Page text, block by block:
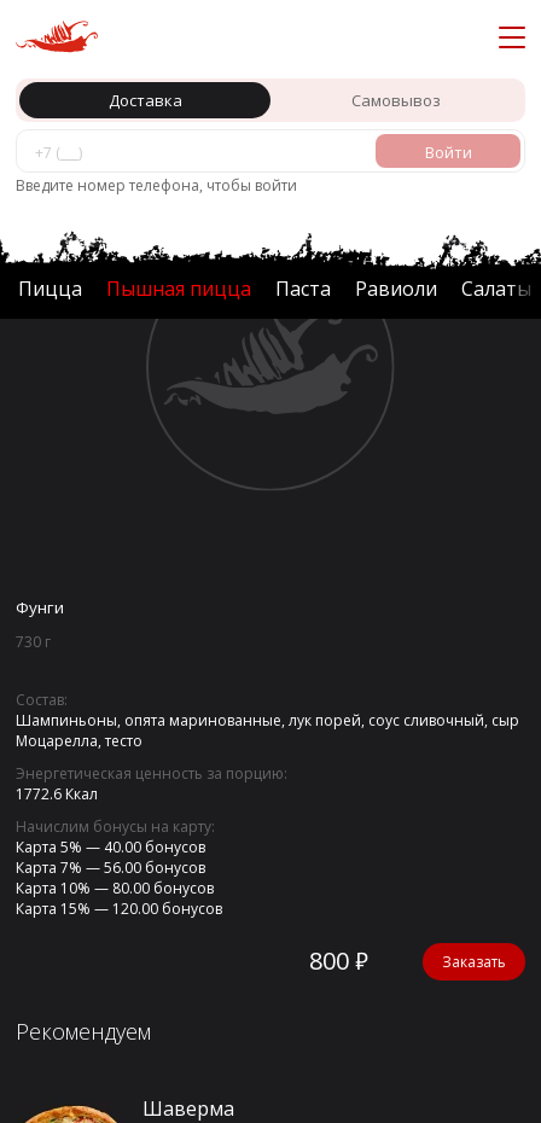
Доставка Самовывоз
Введите номер телефона, чтобы войти
Войти
Пицца Пышная пицца Паста Равиоли Салаты
Главная Пышная пицца
Фунги
730 г
800 ₽ Заказать
Состав:
Шампиньоны, опята маринованные, лук порей, соус сливочный, сыр
Моцарелла, тесто
Энергетическая ценность за порцию:
1772.6 Ккал
Начислим бонусы на карту:
Карта 5% — 40.00 бонусов
Карта 7% —56.00 бонусов
Карта 10% — 80.00 бонусов
Карта 15% — 120.00 бонусов
Рекомендуем
Шаверма